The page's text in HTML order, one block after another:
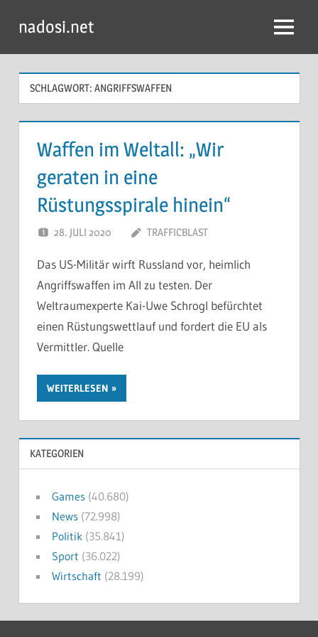
Inhalt
springen
nadosi.net Menü
SCHLAGWORT: ANGRIFFSWAFFEN
Waffen im Weltall: „Wir
geraten in eine
Rüstungsspirale hinein“
28. JULI 2020 TRAFFICBLAST
Das US-Militär wirft Russland vor, heimlich
Angriffswaffen im All zu testen. Der
Weltraumexperte Kai-Uwe Schrogl befürchtet
einen Rüstungswettlauf und fordert die EU als
Vermittler. Quelle
WEITERLESEN
KATEGORIEN
Games(40.680)
News(72.998)
Politik(35.841)
Sport (36.022)
Wirtschaft (28.199)